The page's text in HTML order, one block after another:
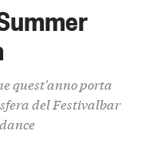
quest'anno porta
del Festivalbar